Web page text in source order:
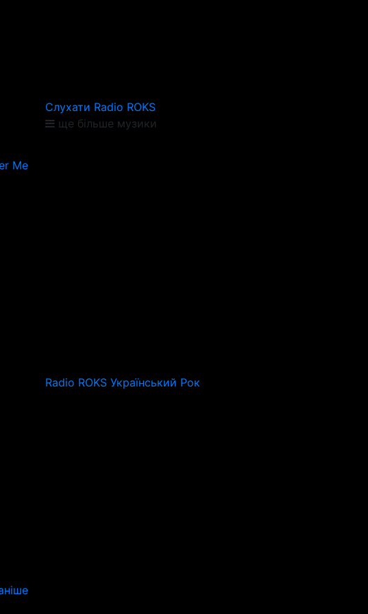
Me
Слухати Radio ROKS
ще більше музики
Radio ROKS Український Рок